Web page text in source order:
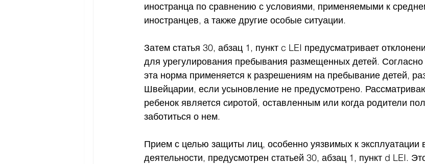
иностранца по сравнению с условиями, применяемыми к
иностранцев, а также другие особые ситуации.
Затем статья 30, абзац 1, пункт c LEI предусматривает
для урегулирования пребывания размещенных детей. Согласно
эта норма применяется к разрешениям на пребывание детей,
Швейцарии, если усыновление не предусмотрено.
ребенок является сиротой, оставленным или когда родители
заботиться о нем.
Прием с целью защиты лиц, особенно уязвимых к эксплуатации
деятельности, предусмотрен статьей 30, абзац 1, пункт d LEI.